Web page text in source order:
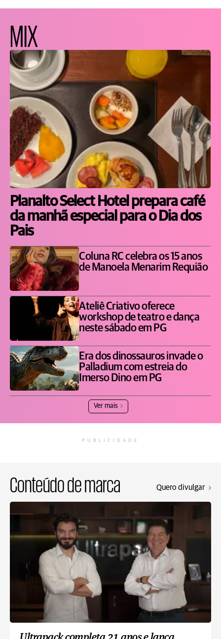
MIX
Planalto Select Hotel prepara café
da manhã especial para o Dia dos
Pais
Coluna RC celebra os 15 anos
de Manoela Menarim Requião
Ateliê Criativo oferece
workshop de teatro e dança
neste sábado em PG
Era dos dinossauros invade o
Palladium com estreia do
Imerso Dino em PG
Ver mais
PUBLICIDADE
Conteúdo de marca Quero divulgar